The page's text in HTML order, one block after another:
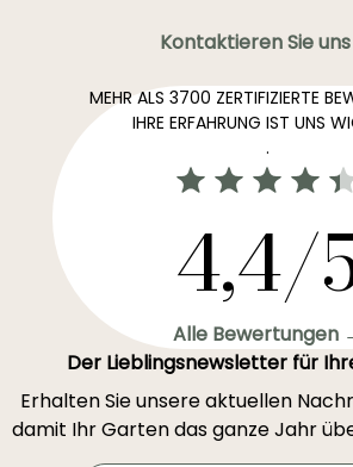
Kontaktieren Sie
MEHR ALS 3700 ZERTIFIZIERTE
IHRE ERFAHRUNG IST UNS
.
4,4/
Alle Bewertungen
Der Lieblingsnewsletter für
Erhalten Sie unsere aktuellen
damit Ihr Garten das ganze Jahr